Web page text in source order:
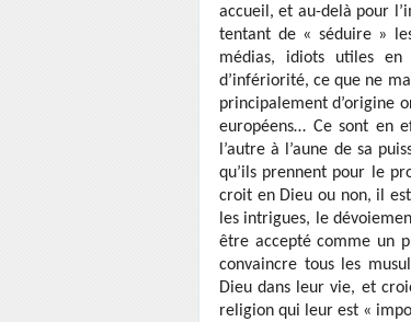
accueil, et au-delà pour
tentant de « séduire »
médias, idiots utiles
d’infériorité, ce que ne
principalement d’origine
européens… Ce sont en
l’autre à l’aune de sa
qu’ils prennent pour le
croit en Dieu ou non, il
les intrigues, le
être accepté comme un
convaincre tous les
Dieu dans leur vie, et
religion qui leur est «